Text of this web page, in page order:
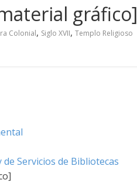
gráfico]
Colonial, Siglo XVII, Templo Religioso
Servicios de Bibliotecas